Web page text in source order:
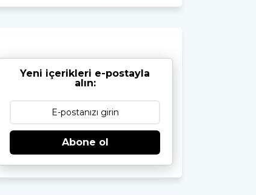
Yeni içerikleri e-postayla
alın:
Abone ol